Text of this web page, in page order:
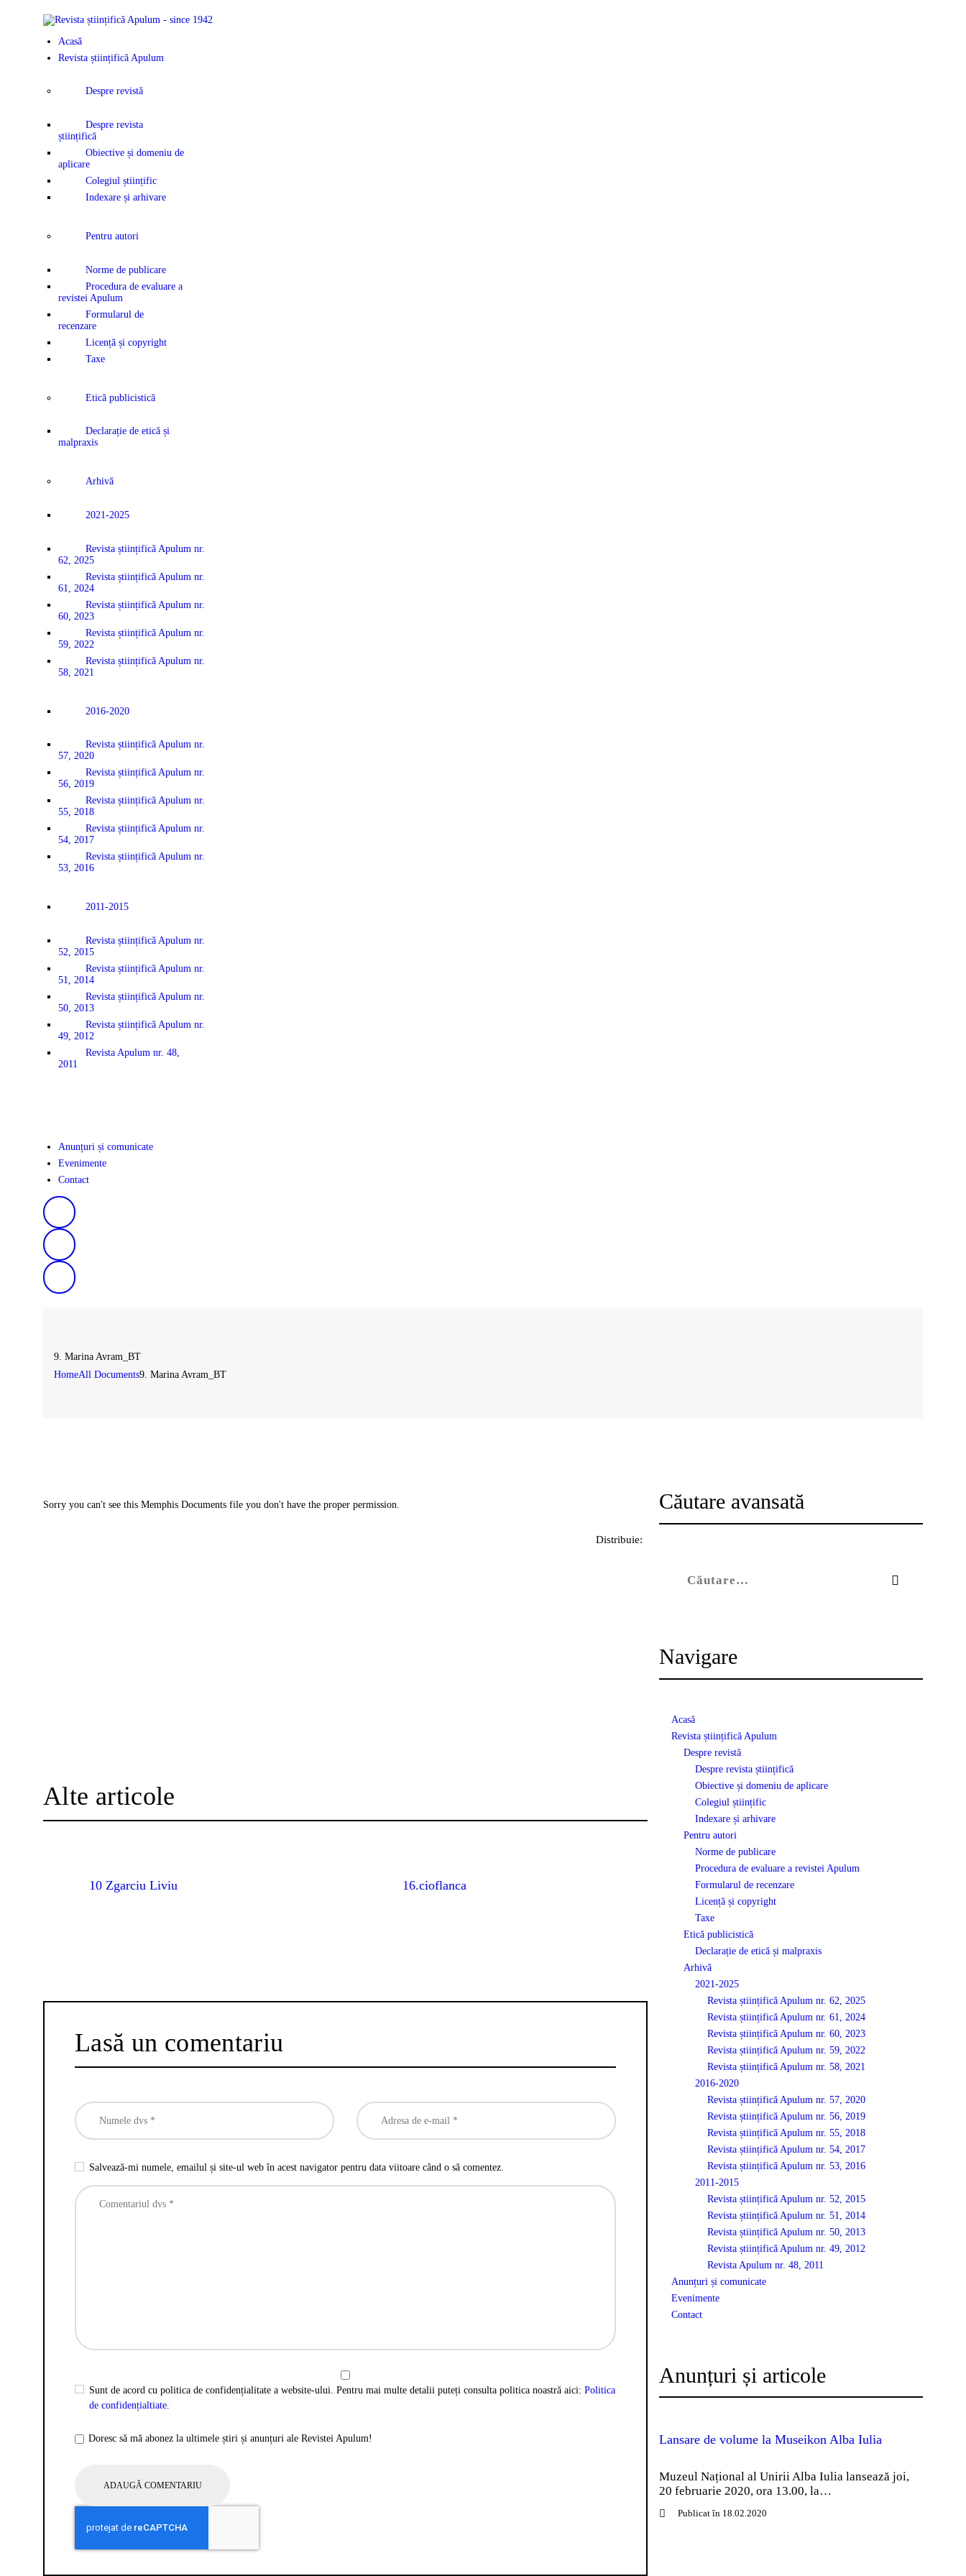
Acasă
Revista științifică Apulum
Despre revistă
Despre revista
științifică
Obiective și domeniu de
aplicare
Colegiul științific
Indexare și arhivare
Pentru autori
Norme de publicare
Procedura de evaluare a
revistei Apulum
Formularul de
recenzare
Licență și copyright
Taxe
Etică publicistică
Declarație de etică și
malpraxis
Arhivă
2021-2025
Revista științifică Apulum nr.
62, 2025
Revista științifică Apulum nr.
61, 2024
Revista științifică Apulum nr.
60, 2023
Revista științifică Apulum nr.
59, 2022
Revista științifică Apulum nr.
58, 2021
2016-2020
Revista științifică Apulum nr.
57, 2020
Revista științifică Apulum nr.
56, 2019
Revista științifică Apulum nr.
55, 2018
Revista științifică Apulum nr.
54, 2017
Revista științifică Apulum nr.
53, 2016
2011-2015
Revista științifică Apulum nr.
52, 2015
Revista științifică Apulum nr.
51, 2014
Revista științifică Apulum nr.
50, 2013
Revista științifică Apulum nr.
49, 2012
Revista Apulum nr. 48,
2011
Anunțuri și comunicate
Evenimente
Contact
9. Marina Avram_BT
HomeAll Documents9. Marina Avram_BT
Sorry you can't see this Memphis Documents file you don't have the proper permission.
Distribuie:
Alte articole
10 Zgarciu Liviu 16.cioflanca
Lasă un comentariu
Salvează-mi numele, emailul și site-ul web în acest navigator pentru data viitoare când o să comentez.
Sunt de acord cu politica de confidențialitate a website-ului. Pentru mai multe detalii puteți consulta politica noastră aici: Politica
de confidențialtiate.
Doresc să mă abonez la ultimele știri și anunțuri ale Revistei Apulum!
Căutare avansată
Navigare
Acasă
Revista științifică Apulum
Despre revistă
Despre revista științifică
Obiective și domeniu de aplicare
Colegiul științific
Indexare și arhivare
Pentru autori
Norme de publicare
Procedura de evaluare a revistei Apulum
Formularul de recenzare
Licență și copyright
Taxe
Etică publicistică
Declarație de etică și malpraxis
Arhivă
2021-2025
Revista științifică Apulum nr. 62, 2025
Revista științifică Apulum nr. 61, 2024
Revista științifică Apulum nr. 60, 2023
Revista științifică Apulum nr. 59, 2022
Revista științifică Apulum nr. 58, 2021
2016-2020
Revista științifică Apulum nr. 57, 2020
Revista științifică Apulum nr. 56, 2019
Revista științifică Apulum nr. 55, 2018
Revista științifică Apulum nr. 54, 2017
Revista științifică Apulum nr. 53, 2016
2011-2015
Revista științifică Apulum nr. 52, 2015
Revista științifică Apulum nr. 51, 2014
Revista științifică Apulum nr. 50, 2013
Revista științifică Apulum nr. 49, 2012
Revista Apulum nr. 48, 2011
Anunțuri și comunicate
Evenimente
Contact
Anunțuri și articole
Lansare de volume la Museikon Alba Iulia
Muzeul Național al Unirii Alba Iulia lansează joi,
20 februarie 2020, ora 13.00, la…
Publicat în 18.02.2020